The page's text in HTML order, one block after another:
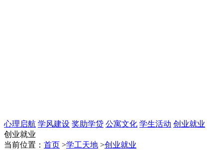
心理启航 学风建设 奖助学贷 公寓文化 学生活动 创业就业
创业就业
当前位置： 首页 >学工天地 >创业就业